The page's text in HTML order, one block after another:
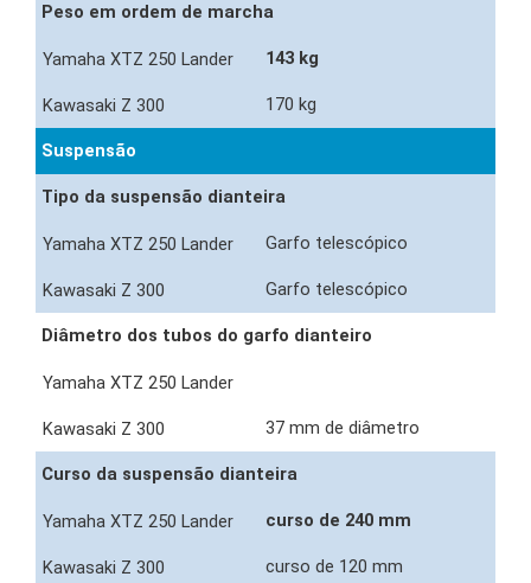
Peso em ordem de marcha
143 kg
170 kg
Suspensão
Tipo da suspensão dianteira
Garfo telescópico
Garfo telescópico
Diâmetro dos tubos do garfo dianteiro
37 mm de diâmetro
Curso da suspensão dianteira
curso de 240 mm
curso de 120 mm